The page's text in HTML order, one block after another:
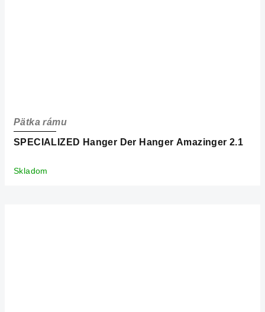
SPECIALIZED Hanger Der Hanger Amazinger 2.1
Pätka rámu
Skladom